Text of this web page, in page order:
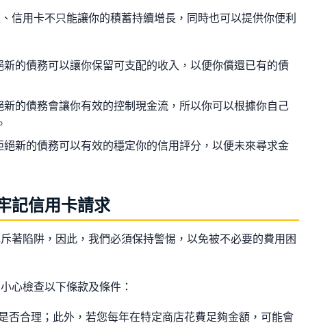
信用卡不只能讓你的積蓄持續增長，同時也可以提供你便利
的債務可以讓你保留可支配的收入，以便你償還已有的債
新的債務會讓你有效的控制現金流，所以你可以根據你自己
絕新的債務可以有效的穩定你的信用評分，以便未來尋求金
記信用卡請求
著陷阱，因此，我們必須保持警惕，以免被不必要的費用困
心檢查以下條款及條件：
合理；此外，若您每年在特定商店花費足夠金額，可能會